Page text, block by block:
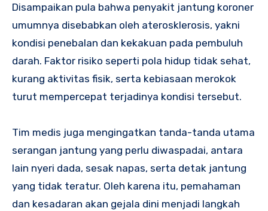
Disampaikan pula bahwa penyakit jantung koroner
umumnya disebabkan oleh aterosklerosis, yakni
kondisi penebalan dan kekakuan pada pembuluh
darah. Faktor risiko seperti pola hidup tidak sehat,
kurang aktivitas fisik, serta kebiasaan merokok
turut mempercepat terjadinya kondisi tersebut.
Tim medis juga mengingatkan tanda-tanda utama
serangan jantung yang perlu diwaspadai, antara
lain nyeri dada, sesak napas, serta detak jantung
yang tidak teratur. Oleh karena itu, pemahaman
dan kesadaran akan gejala dini menjadi langkah